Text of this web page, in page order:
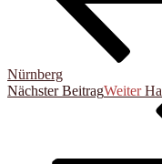
Nürnberg
Nächster BeitragWeiter